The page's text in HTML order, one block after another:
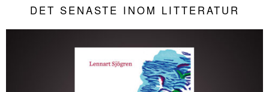
DET SENASTE INOM LITTERATUR